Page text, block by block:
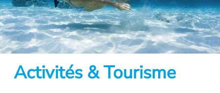
Activités & Tourisme